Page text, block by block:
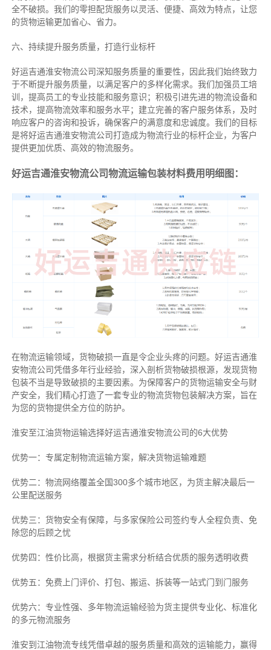
全不破损。我们的零担配货服务以灵活、便捷、高效为特点，让您
的货物运输更加省心、省力。
六、持续提升服务质量，打造行业标杆
好运吉通淮安物流公司深知服务质量的重要性，因此我们始终致力
于不断提升服务质量，以满足客户的多样化需求。我们加强员工培
训，提高员工的专业技能和服务意识；积极引进先进的物流设备和
技术，提高物流效率和服务水平；建立完善的客户服务体系，及时
响应客户的咨询和投诉，确保客户的满意度和忠诚度。我们的目标
是将好运吉通淮安物流公司打造成为物流行业的标杆企业，为客户
提供更加优质、高效的物流服务。
好运吉通淮安物流公司物流运输包装材料费用明细图：
在物流运输领域，货物破损一直是令企业头疼的问题。好运吉通淮
安物流公司凭借多年行业经验，深入剖析货物破损根源，发现货物
包装不当是导致破损的主要因素。为保障客户的货物运输安全与财
产安全，我们精心打造了一套专业的物流货物包装解决方案，旨在
为您的货物提供全方位的防护。
淮安至江油货物运输选择好运吉通淮安物流公司的6大优势
优势一：专属定制物流运输方案，解决货物运输难题
优势二：物流网络覆盖全国300多个城市地区，为货主解决最后一
公里配送服务
优势三：货物安全有保障，与多家保险公司签约专人全程负责、免
除您的后顾之忧
优势四：性价比高，根据货主需求分析结合优质的服务透明收费
优势五：免费上门评价、打包、搬运、拆装等一站式门到门服务
优势六：专业性强、多年物流运输经验为货主提供专业化、标准化
的多元物流服务
淮安到江油物流专线凭借卓越的服务质量和高效的运输能力，赢得